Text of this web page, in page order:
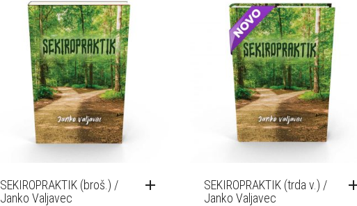
SEKIROPRAKTIK (broš.) /
Janko Valjavec
SEKIROPRAKTIK (trda v.) /
Janko Valjavec